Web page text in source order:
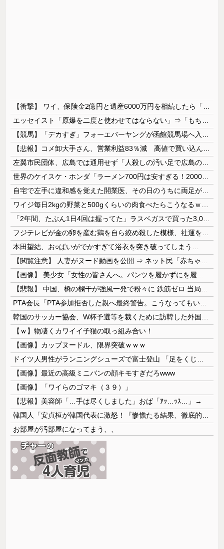
本田望結、お○ぱいがでかすぎて浴衣を突き破ってしまう…
【ｗ】物凄くカワイイ子猫の取っ組み合い！
【画像】カップヌードル、限界突破ｗｗｗ
【画像】最近の高級ミニバンの顔キモすぎだろwww
【画像】「ワイらのゴマキ（３９）」
【悲報】美容師「…手は尽くしました」おば「ｱｯ…ｯｽ…」→
お部屋が汚部屋になってまう、、